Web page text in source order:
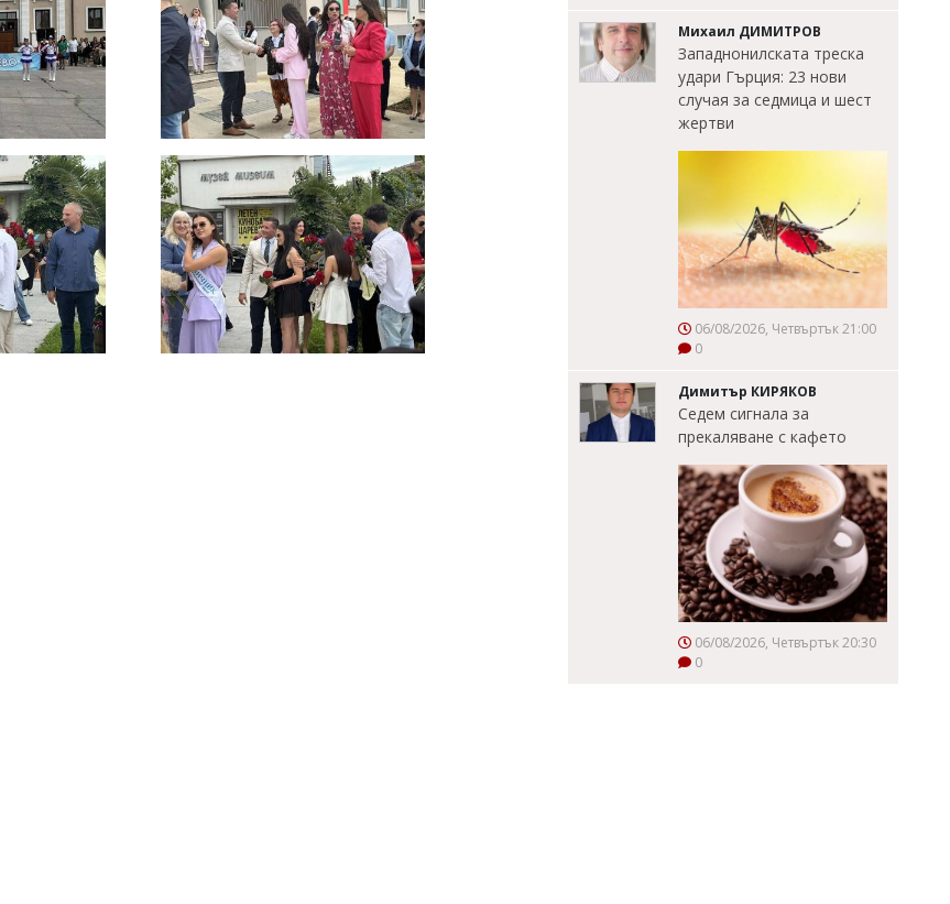
Михаил ДИМИТРОВ
Западнонилската треска
удари Гърция: 23 нови
случая за седмица и шест
жертви
06/08/2026, Четвъртък 21:00
0
Димитър КИРЯКОВ
Седем сигнала за
прекаляване с кафето
06/08/2026, Четвъртък 20:30
0